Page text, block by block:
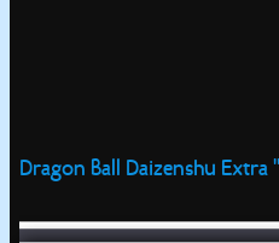
Dragon Ball Daizenshu Extra